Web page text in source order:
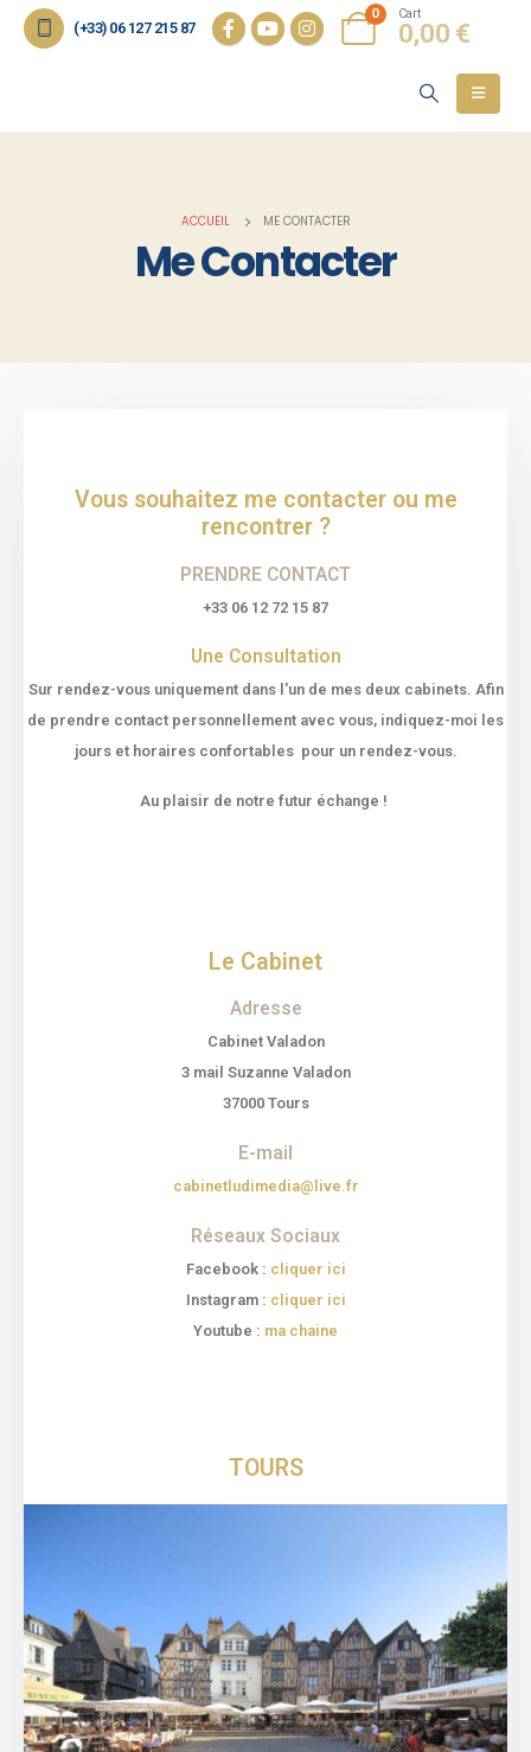
(+33) 06 127 215 87
0 Cart
0,00 €
ACCUEIL ME CONTACTER
Me Contacter
Vous souhaitez me contacter ou me
rencontrer ?
PRENDRE CONTACT
+33 06 12 72 15 87
Une Consultation
Sur rendez-vous uniquement dans l'un de mes deux cabinets. Afin
de prendre contact personnellement avec vous, indiquez-moi les
jours et horaires confortables pour un rendez-vous.
Au plaisir de notre futur échange !
Le Cabinet
Adresse
Cabinet Valadon
3 mail Suzanne Valadon
37000 Tours
E-mail
cabinetludimedia@live.fr
Réseaux Sociaux
Facebook : cliquer ici
Instagram : cliquer ici
Youtube : ma chaine
TOURS